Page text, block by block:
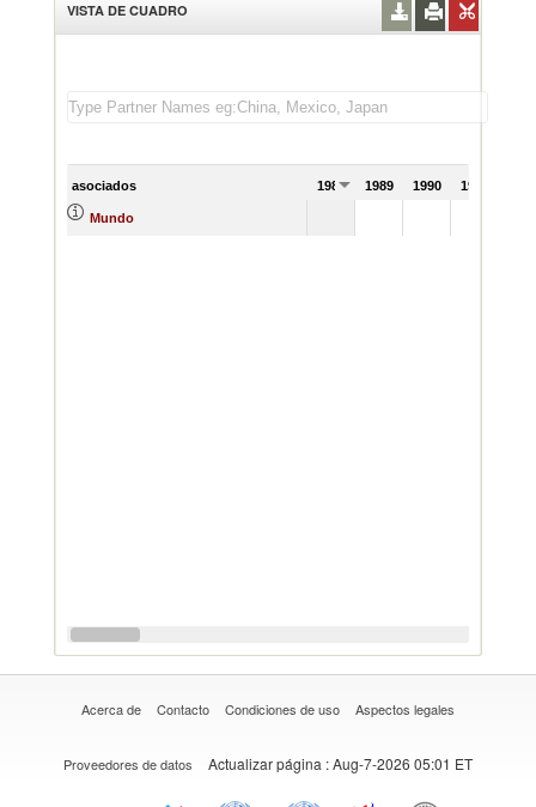
VISTA DE CUADRO
asociados 1988 1989 1990 1991
Mundo
Acerca de Contacto Condiciones de uso Aspectos legales
Proveedores de datos Actualizar página : Aug-7-2026 05:01 ET